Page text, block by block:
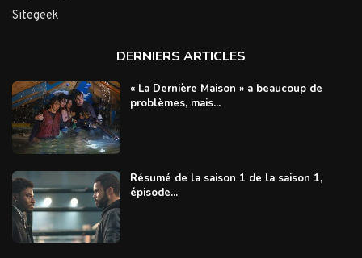
Sitegeek
DERNIERS ARTICLES
« La Dernière Maison » a beaucoup de
problèmes, mais...
Résumé de la saison 1 de la saison 1,
épisode...